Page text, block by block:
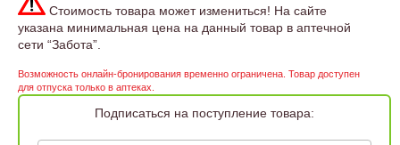
Стоимость товара может измениться! На сайте
указана минимальная цена на данный товар в аптечной
сети “Забота”.
Возможность онлайн-бронирования временно ограничена. Товар доступен
для отпуска только в аптеках.
Подписаться на поступление товара: